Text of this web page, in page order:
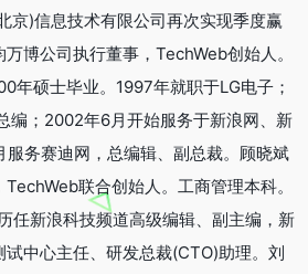
京)信息技术有限公司再次实现季度赢
博公司执行董事，TechWeb创始人。
年硕士毕业。1997年就职于LG电子；
编；2002年6月开始服务于新浪网、新
务赛迪网，总编辑、副总裁。顾晓斌
联合创始人。工商管理本科。
任新浪科技频道高级编辑、副主编，新
中心主任、研发总裁(CTO)助理。刘